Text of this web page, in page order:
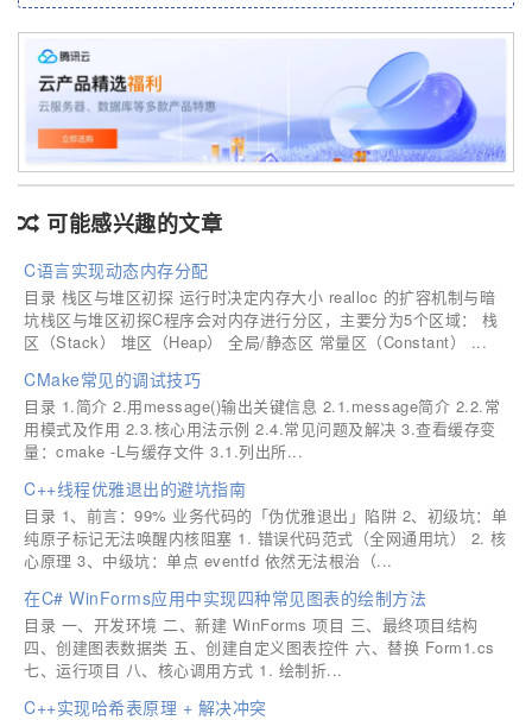
可能感兴趣的文章
C语言实现动态内存分配
目录 栈区与堆区初探 运行时决定内存大小 realloc 的扩容机制与暗
坑栈区与堆区初探C程序会对内存进行分区，主要分为5个区域： 栈
区（Stack） 堆区（Heap） 全局/静态区 常量区（Constant） ...
CMake常见的调试技巧
目录 1.简介 2.用message()输出关键信息 2.1.message简介 2.2.常
用模式及作用 2.3.核心用法示例 2.4.常见问题及解决 3.查看缓存变
量：cmake -L与缓存文件 3.1.列出所...
C++线程优雅退出的避坑指南
目录 1、前言：99% 业务代码的「伪优雅退出」陷阱 2、初级坑：单
纯原子标记无法唤醒内核阻塞 1. 错误代码范式（全网通用坑） 2. 核
心原理 3、中级坑：单点 eventfd 依然无法根治（...
在C# WinForms应用中实现四种常见图表的绘制方法
目录 一、开发环境 二、新建 WinForms 项目 三、最终项目结构
四、创建图表数据类 五、创建自定义图表控件 六、替换 Form1.cs
七、运行项目 八、核心调用方式 1. 绘制折...
C++实现哈希表原理 + 解决冲突